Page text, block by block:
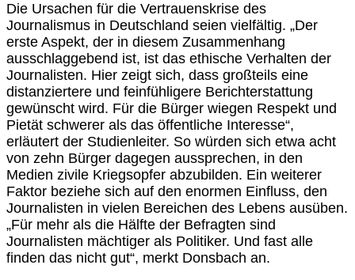
Die Ursachen für die Vertrauenskrise des
Journalismus in Deutschland seien vielfältig. „Der
erste Aspekt, der in diesem Zusammenhang
ausschlaggebend ist, ist das ethische Verhalten der
Journalisten. Hier zeigt sich, dass großteils eine
distanziertere und feinfühligere Berichterstattung
gewünscht wird. Für die Bürger wiegen Respekt und
Pietät schwerer als das öffentliche Interesse“,
erläutert der Studienleiter. So würden sich etwa acht
von zehn Bürger dagegen aussprechen, in den
Medien zivile Kriegsopfer abzubilden. Ein weiterer
Faktor beziehe sich auf den enormen Einfluss, den
Journalisten in vielen Bereichen des Lebens ausüben.
„Für mehr als die Hälfte der Befragten sind
Journalisten mächtiger als Politiker. Und fast alle
finden das nicht gut“, merkt Donsbach an.